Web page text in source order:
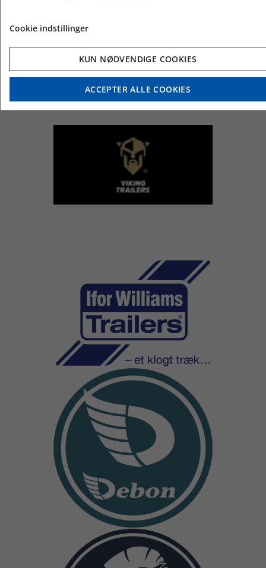
Cookie indstillinger
KUN NØDVENDIGE COOKIES
ACCEPTER ALLE COOKIES